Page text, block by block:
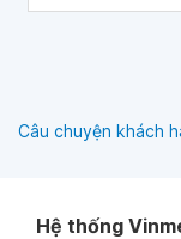
dừng thuốc vì
mang thai hay
Câu chuyện khách
Hệ thống